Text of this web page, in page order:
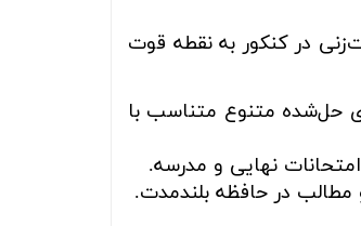
در کنکور به نقطه قوت
حل‌شده متنوع متناسب با
نهایی و مدرسه.
مطالب در حافظه بلندمدت.